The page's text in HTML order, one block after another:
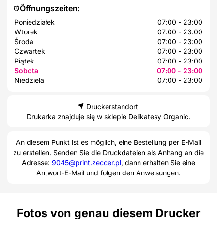
Öffnungszeiten:
Poniedziałek
07:00 - 23:00
Wtorek
07:00 - 23:00
Środa
07:00 - 23:00
Czwartek
07:00 - 23:00
Piątek
07:00 - 23:00
Sobota
07:00 - 23:00
Niedziela
07:00 - 23:00
Druckerstandort:
Drukarka znajduje się w sklepie Delikatesy Organic.
An diesem Punkt ist es möglich, eine Bestellung per E-Mail
zu erstellen. Senden Sie die Druckdateien als Anhang an die
Adresse: 9045@print.zeccer.pl, dann erhalten Sie eine
Antwort-E-Mail und folgen den Anweisungen.
Fotos von genau diesem Drucker